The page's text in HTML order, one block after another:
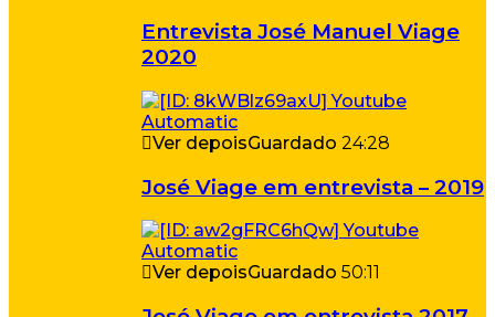
Entrevista José Manuel Viage
2020
Ver depoisGuardado 24:28
José Viage em entrevista – 2019
Ver depoisGuardado 50:11